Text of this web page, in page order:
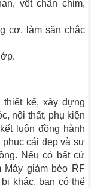
vết chân chim,
cơ, làm săn chắc
kế, xây dựng
nội thất, phụ kiện
luôn đồng hành
cái đẹp và sự
Nếu có bất cứ
Máy giảm béo RF
khác, bạn có thể